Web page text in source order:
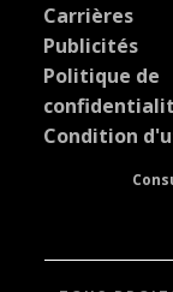
Carrières
Publicités
Politique de
Condition